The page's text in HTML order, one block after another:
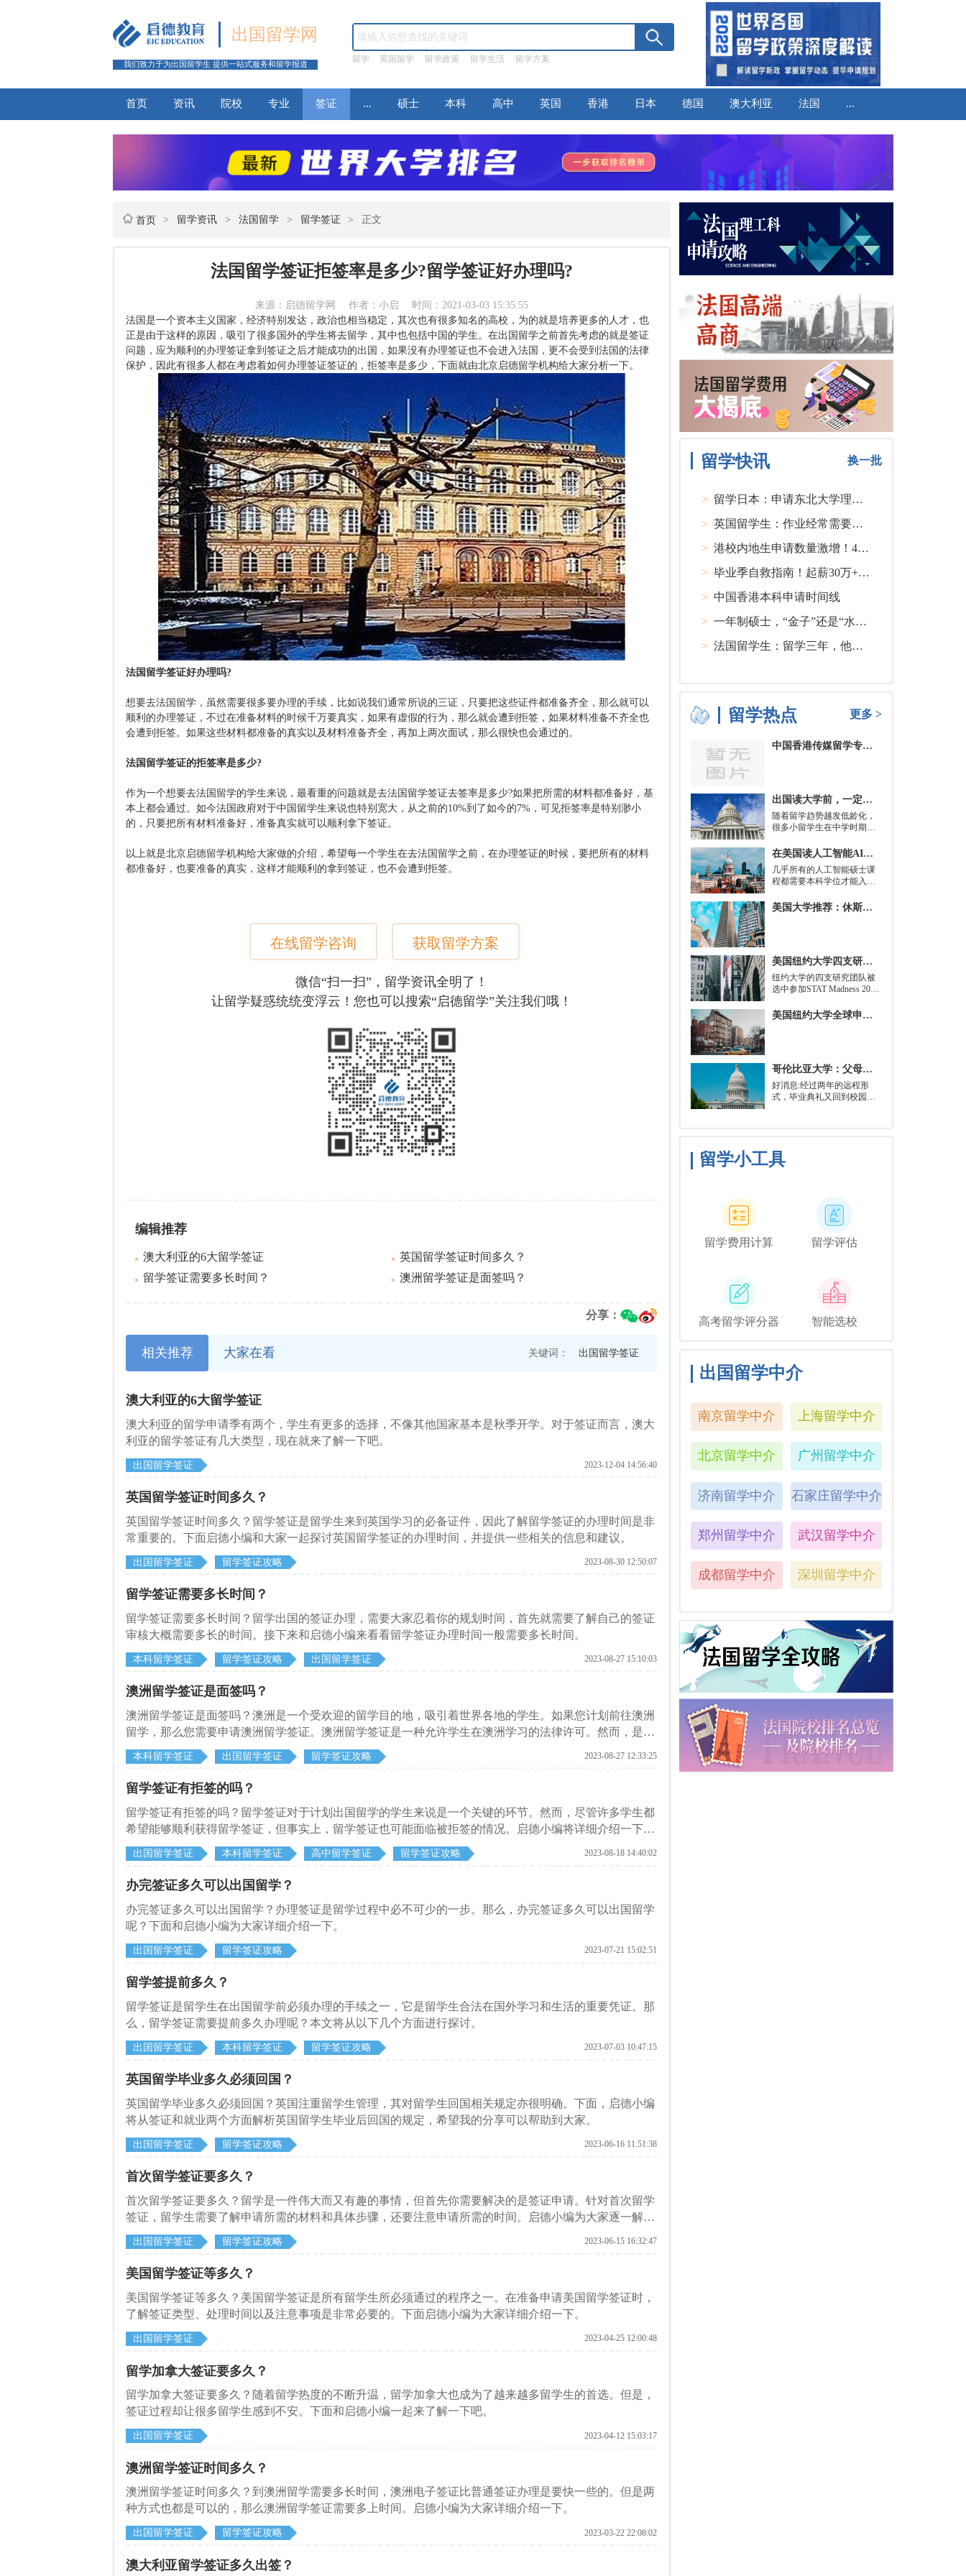
出国留学网
我们致力于为出国留学生 提供一站式服务和留学报道 留学 英国留学 留学政策 留学生活 留学方案
首页 资讯 院校 专业 签证 ... 硕士 本科 高中 英国 香港 日本 德国 澳大利亚 法国 ...
首页 > 留学资讯 > 法国留学 > 留学签证 > 正文
法国留学签证拒签率是多少?留学签证好办理吗?
来源：启德留学网 作者：小启 时间：2021-03-03 15:35:55
法国是一个资本主义国家，经济特别发达，政治也相当稳定，其次也有很多知名的高校，为的就是培养更多的人才，也
正是由于这样的原因，吸引了很多国外的学生将去留学，其中也包括中国的学生。在出国留学之前首先考虑的就是签证
问题，应为顺利的办理签证拿到签证之后才能成功的出国，如果没有办理签证也不会进入法国，更不会受到法国的法律
保护，因此有很多人都在考虑着如何办理签证签证的，拒签率是多少，下面就由北京启德留学机构给大家分析一下。
法国留学签证好办理吗?
想要去法国留学，虽然需要很多要办理的手续，比如说我们通常所说的三证，只要把这些证件都准备齐全，那么就可以
顺利的办理签证，不过在准备材料的时候千万要真实，如果有虚假的行为，那么就会遭到拒签，如果材料准备不齐全也
会遭到拒签。如果这些材料都准备的真实以及材料准备齐全，再加上两次面试，那么很快也会通过的。
法国留学签证的拒签率是多少?
作为一个想要去法国留学的学生来说，最看重的问题就是去法国留学签证去签率是多少?如果把所需的材料都准备好，基
本上都会通过。如今法国政府对于中国留学生来说也特别宽大，从之前的10%到了如今的7%，可见拒签率是特别渺小
的，只要把所有材料准备好，准备真实就可以顺利拿下签证。
以上就是北京启德留学机构给大家做的介绍，希望每一个学生在去法国留学之前，在办理签证的时候，要把所有的材料
都准备好，也要准备的真实，这样才能顺利的拿到签证，也不会遭到拒签。
在线留学咨询 获取留学方案
微信“扫一扫”，留学资讯全明了！
让留学疑惑统统变浮云！您也可以搜索“启德留学”关注我们哦！
编辑推荐
澳大利亚的6大留学签证
英国留学签证时间多久？
留学签证需要多长时间？
澳洲留学签证是面签吗？
分享：
相关推荐 大家在看 关键词： 出国留学签证
澳大利亚的6大留学签证
澳大利亚的留学申请季有两个，学生有更多的选择，不像其他国家基本是秋季开学。对于签证而言，澳大
利亚的留学签证有几大类型，现在就来了解一下吧。
出国留学签证 2023-12-04 14:56:40
英国留学签证时间多久？
英国留学签证时间多久？留学签证是留学生来到英国学习的必备证件，因此了解留学签证的办理时间是非
常重要的。下面启德小编和大家一起探讨英国留学签证的办理时间，并提供一些相关的信息和建议。
出国留学签证 留学签证攻略 2023-08-30 12:50:07
留学签证需要多长时间？
留学签证需要多长时间？留学出国的签证办理，需要大家忍着你的规划时间，首先就需要了解自己的签证
审核大概需要多长的时间。接下来和启德小编来看看留学签证办理时间一般需要多长时间。
本科留学签证 留学签证攻略 出国留学签证 2023-08-27 15:10:03
澳洲留学签证是面签吗？
澳洲留学签证是面签吗？澳洲是一个受欢迎的留学目的地，吸引着世界各地的学生。如果您计划前往澳洲
留学，那么您需要申请澳洲留学签证。澳洲留学签证是一种允许学生在澳洲学习的法律许可。然而，是否
需要面签取决于申请人的国籍和申请类型。启德小编为大家详细介绍一下。
本科留学签证 出国留学签证 留学签证攻略 2023-08-27 12:33:25
留学签证有拒签的吗？
留学签证有拒签的吗？留学签证对于计划出国留学的学生来说是一个关键的环节。然而，尽管许多学生都
希望能够顺利获得留学签证，但事实上，留学签证也可能面临被拒签的情况。启德小编将详细介绍一下留
学签证可能被拒签的原因和应对之策。
出国留学签证 本科留学签证 高中留学签证 留学签证攻略 2023-08-18 14:40:02
办完签证多久可以出国留学？
办完签证多久可以出国留学？办理签证是留学过程中必不可少的一步。那么，办完签证多久可以出国留学
呢？下面和启德小编为大家详细介绍一下。
出国留学签证 留学签证攻略 2023-07-21 15:02:51
留学签提前多久？
留学签证是留学生在出国留学前必须办理的手续之一，它是留学生合法在国外学习和生活的重要凭证。那
么，留学签证需要提前多久办理呢？本文将从以下几个方面进行探讨。
出国留学签证 本科留学签证 留学签证攻略 2023-07-03 10:47:15
英国留学毕业多久必须回国？
英国留学毕业多久必须回国？英国注重留学生管理，其对留学生回国相关规定亦很明确。下面，启德小编
将从签证和就业两个方面解析英国留学生毕业后回国的规定，希望我的分享可以帮助到大家。
出国留学签证 留学签证攻略 2023-06-16 11:51:38
首次留学签证要多久？
首次留学签证要多久？留学是一件伟大而又有趣的事情，但首先你需要解决的是签证申请。针对首次留学
签证，留学生需要了解申请所需的材料和具体步骤，还要注意申请所需的时间。启德小编为大家逐一解
析。
出国留学签证 留学签证攻略 2023-06-15 16:32:47
美国留学签证等多久？
美国留学签证等多久？美国留学签证是所有留学生所必须通过的程序之一。在准备申请美国留学签证时，
了解签证类型、处理时间以及注意事项是非常必要的。下面启德小编为大家详细介绍一下。
出国留学签证 2023-04-25 12:00:48
留学加拿大签证要多久？
留学加拿大签证要多久？随着留学热度的不断升温，留学加拿大也成为了越来越多留学生的首选。但是，
签证过程却让很多留学生感到不安。下面和启德小编一起来了解一下吧。
出国留学签证 2023-04-12 15:03:17
澳洲留学签证时间多久？
澳洲留学签证时间多久？到澳洲留学需要多长时间，澳洲电子签证比普通签证办理是要快一些的。但是两
种方式也都是可以的，那么澳洲留学签证需要多上时间。启德小编为大家详细介绍一下。
出国留学签证 留学签证攻略 2023-03-22 22:08:02
澳大利亚留学签证多久出签？
留学快讯 换一批
>
留学日本：申请东北大学理工类硕士课程大多要求先获得教授内诺
>
英国留学生：作业经常需要熬夜完成
>
港校内地生申请数量激增！40人抢1学位？
>
毕业季自救指南！起薪30万+ 不愧是00后都偏爱的留学国家TOP1
> 中国香港本科申请时间线
>
一年制硕士，“金子”还是“水货”？
>
法国留学生：留学三年，他在孤独中找到内心的力量
留学热点 更多 >
中国香港传媒留学专业分类及申请要求
出国读大学前，一定要培养的基本生活技能有哪些？
随着留学趋势越发低龄化，
很多小留学生在中学时期就
其实都是为了大学生活做准
在美国读人工智能AI硕士入学条件及大学推荐
几乎所有的人工智能硕士课
程都需要本科学位才能入
需要特定领域的本科学位。
下，你只需要一个理论基础
就可以开始就读这类项目：
即先参加几门先修课程，通
常包括程序语言，如
Python、微积分和计算机科
学相关课程。
美国大学推荐：休斯顿的大学
美国纽约大学四支研究团队被选中参加STAT Madness 2022竞赛
​纽约大学的四支研究团队被
选中参加STAT Madness 2022
三月疯狂启发的健康和科学
美国纽约大学全球申请群体规模不断扩大
哥伦比亚大学：父母参加毕业典礼可以做什么？
好消息:经过两年的远程形
式，毕业典礼又回到校园了!
旅行，或者如果你想和你的
朋友们共度时光，也许你可
留学小工具
留学费用计算 留学评估
高考留学评分器 智能选校
出国留学中介
南京留学中介 上海留学中介
北京留学中介 广州留学中介
济南留学中介 石家庄留学中介
郑州留学中介 武汉留学中介
成都留学中介 深圳留学中介